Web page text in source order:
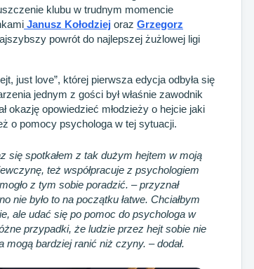
klubu w trudnym momencie
Janusz Kołodziej oraz Grzegorz
powrót do najlepszej żużlowej ligi
just love”, której pierwsza edycja odbyła się
jednym z gości był właśnie zawodnik
okazję opowiedzieć młodzieży o hejcie jaki
o pomocy psychologa w tej sytuacji.
się spotkałem z tak dużym hejtem w moją
też współpracuje z psychologiem
z tym sobie poradzić. – przyznał
nie było to na początku łatwe. Chciałbym
ale udać się po pomoc do psychologa w
przypadki, że ludzie przez hejt sobie nie
mogą bardziej ranić niż czyny. – dodał.